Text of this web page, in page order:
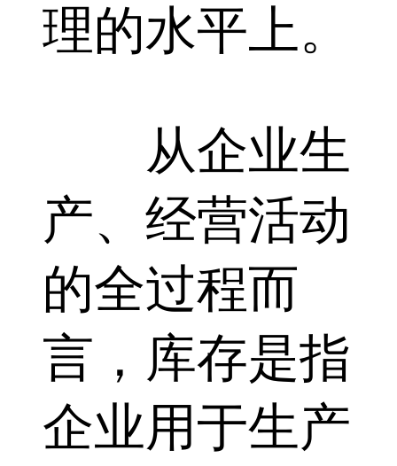
理的水平上。
从企业生
产、经营活动
的全过程而
言，库存是指
企业用于生产